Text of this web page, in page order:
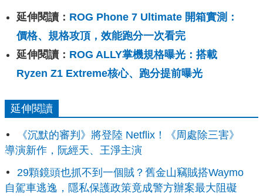
延伸閱讀： ROG Phone 7 Ultimate 開箱實測：
價格、規格攻頂，效能跑分一次看完
延伸閱讀： ROG ALLY掌機規格曝光：搭載
Ryzen Z1 Extreme核心、跑分提前曝光
延伸閱讀
《沉默的審判》將登陸 Netflix！《周處除三害》
導演新作，阮經天、王淨主演
29顆鏡頭也抓不到一個賊？舊金山竊賊搭Waymo
自駕車逃逸，隱私保護政策竟成警方辦案最大阻礙